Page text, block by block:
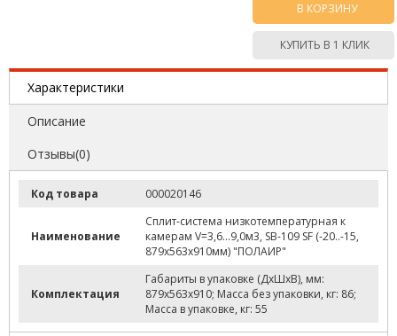
В КОРЗИНУ
КУПИТЬ В 1 КЛИК
Характеристики
Описание
Отзывы(0)
Код товара 000020146
Наименование
Сплит-система низкотемпературная к
камерам V=3,6...9,0м3, SB-109 SF (-20..-15,
879х563х910мм) "ПОЛАИР"
Комплектация
Габариты в упаковке (ДхШхВ), мм:
879х563х910; Масса без упаковки, кг: 86;
Масса в упаковке, кг: 55